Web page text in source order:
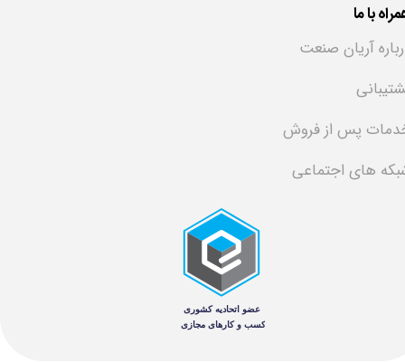
با ما
آریان صنعت
پس از فروش
های اجتماعی